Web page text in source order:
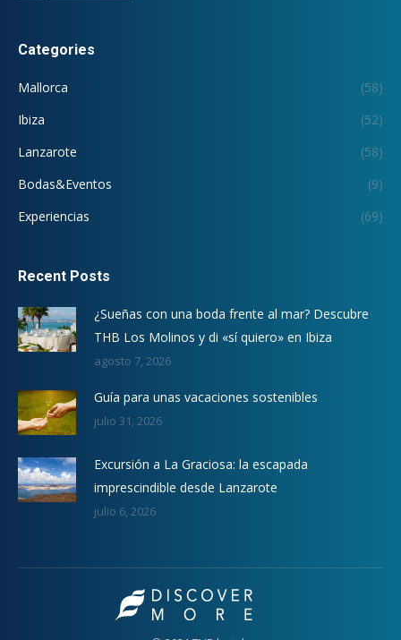
Categories
Mallorca
(58)
Ibiza
(52)
Lanzarote
(58)
Bodas&Eventos
(9)
Experiencias
(69)
Recent Posts
¿Sueñas con una boda frente al mar? Descubre
THB Los Molinos y di «sí quiero» en Ibiza
agosto 7, 2026
Guía para unas vacaciones sostenibles
julio 31, 2026
Excursión a La Graciosa: la escapada
imprescindible desde Lanzarote
julio 6, 2026